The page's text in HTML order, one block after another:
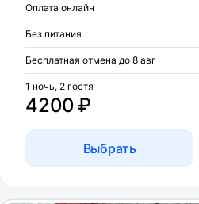
Оплата онлайн
Без питания
Бесплатная отмена до 8 авг
4200 ₽
1 ночь, 2 гостя
Выбрать